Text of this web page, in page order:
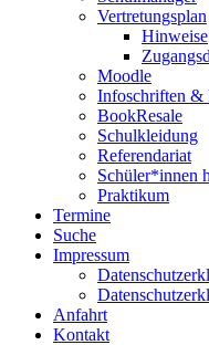
Vertretungsplan
Hinweise
Moodle
Infoschriften &
BookResale
Schulkleidung
Referendariat
Schüler*innen
Praktikum
Termine
Suche
Impressum
Anfahrt
Kontakt